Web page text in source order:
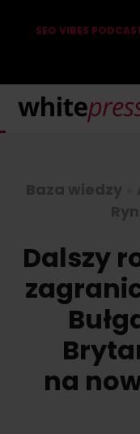
SEO VIBES
Baza wiedzy
Dalszy
na